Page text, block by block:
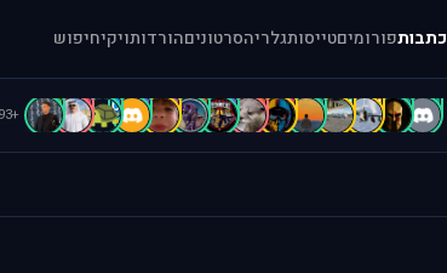
כתבותפורומיםטייסותגלריהסרטוניםהורדותויקיחיפוש
.
=
[
[
A
A
A
b
B
B
B
C
c
C
+93